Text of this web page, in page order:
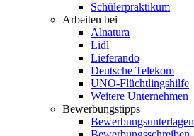
Schülerpraktikum
Arbeiten bei
Alnatura
Lidl
Lieferando
Deutsche Telekom
UNO-Flüchtlingshilfe
Weitere Unternehmen
Bewerbungstipps
Bewerbungsunterlagen